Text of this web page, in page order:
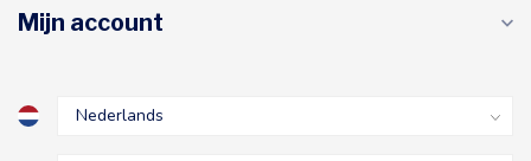
Mijn account